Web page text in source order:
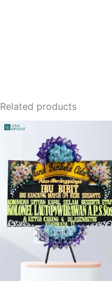
Related products